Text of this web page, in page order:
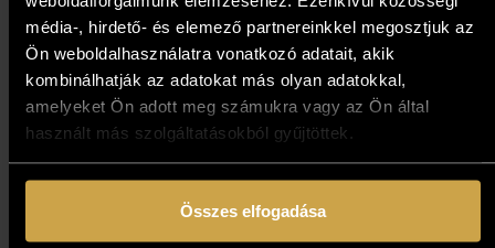
média-, hirdető- és elemező partnereinkkel megosztjuk az
Ön weboldalhasználatra vonatkozó adatait, akik
kombinálhatják az adatokat más olyan adatokkal,
amelyeket Ön adott meg számukra vagy az Ön által
használt más szolgáltatásokból gyűjtöttek.
Összes elfogadása
621 000Ft
Kosárba teszem